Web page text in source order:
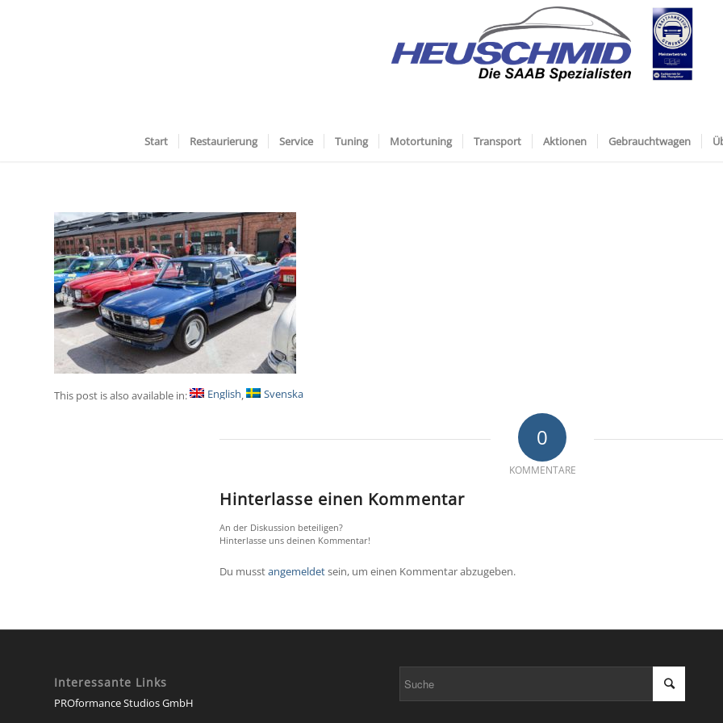
Start Restaurierung Service Tuning Motortuning Transport Aktionen Gebrauchtwagen
This post is also available in: English Svenska
0
KOMMENTARE
Hinterlasse einen Kommentar
An der Diskussion beteiligen?
Hinterlasse uns deinen Kommentar!
Du musstangemeldetsein, um einen Kommentar abzugeben.
Interessante Links
PROformance Studios GmbH